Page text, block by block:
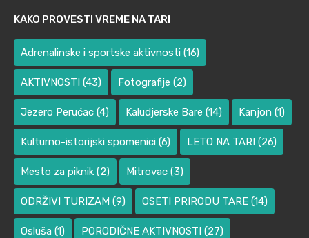
KAKO PROVESTI VREME NA TARI
Adrenalinske i sportske aktivnosti (16)
AKTIVNOSTI (43) Fotografije (2)
Jezero Perućac (4) Kaludjerske Bare (14) Kanjon (1)
Kulturno-istorijski spomenici (6) LETO NA TARI (26)
Mesto za piknik (2) Mitrovac (3)
ODRŽIVI TURIZAM (9) OSETI PRIRODU TARE (14)
Osluša (1) PORODIČNE AKTIVNOSTI (27)